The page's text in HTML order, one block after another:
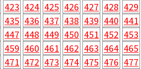
423 424 425 426 427 428 429
435 436 437 438 439 440 441
447 448 449 450 451 452 453
459 460 461 462 463 464 465
471 472 473 474 475 476 477